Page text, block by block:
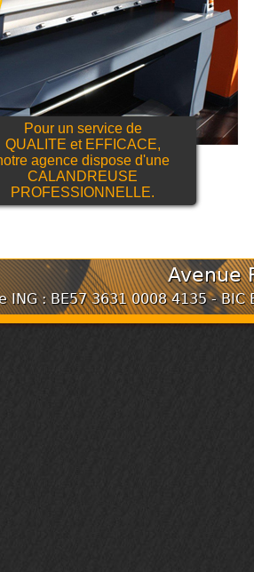
Pour un service de
QUALITE et EFFICACE,
agence dispose d'une
CALANDREUSE
PROFESSIONNELLE.
Avenue
ING : BE57 3631 0008 4135 - BIC